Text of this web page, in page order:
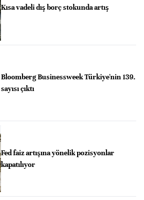
Kısa vadeli dış borç stokunda artış
Bloomberg Businessweek Türkiye'nin 139.
sayısı çıktı
Fed faiz artışına yönelik pozisyonlar
kapatılıyor